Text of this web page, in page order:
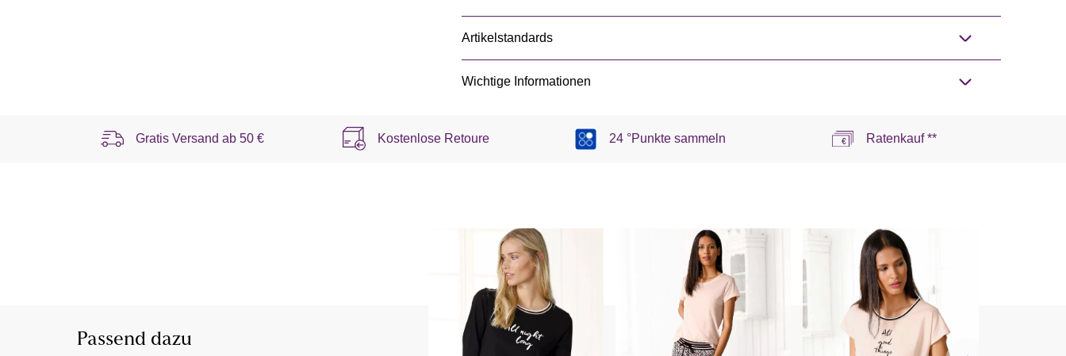
Artikelstandards
Wichtige Informationen
Gratis Versand ab 50 € Kostenlose Retoure 24 °Punkte sammeln Ratenkauf **
Passend dazu